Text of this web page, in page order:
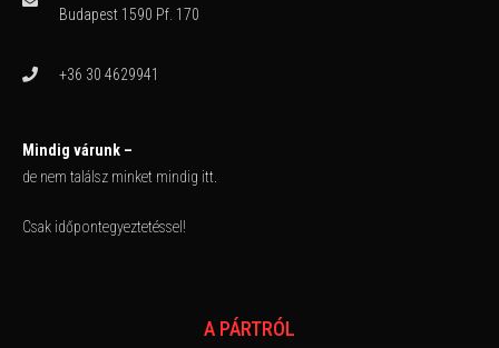
Budapest 1590 Pf. 170
+36 30 4629941
Mindig várunk –
de nem találsz minket mindig itt.
Csak időpontegyeztetéssel!
A PÁRTRÓL